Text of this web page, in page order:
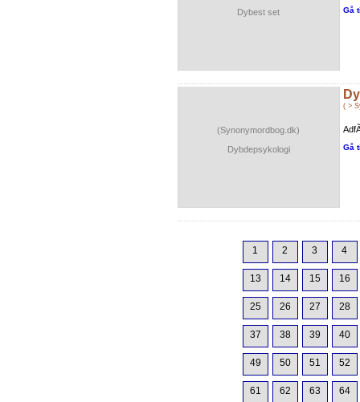
Dybest set
Gå
(Synonymordbog.dk)
Dybdepsykologi
( >
Gå
1 2 3 4
13 14 15 16
25 26 27 28
37 38 39 40
49 50 51 52
61 62 63 64